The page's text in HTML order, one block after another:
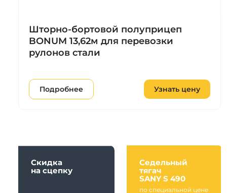
Шторно-бортовой полуприцеп
BONUM 13,62м для перевозки
рулонов стали
Подробнее Узнать цену
Скидка
на сцепку
Седельный
тягач
SANY S 490
по специальной цене